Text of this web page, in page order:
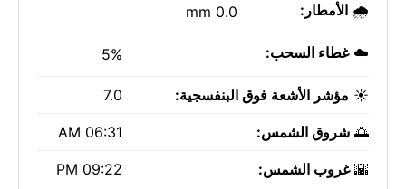
🌧️ الأمطار: 0.0 mm
☁️غطاء السحب: 5%
☀️ مؤشر الأشعة فوق البنفسجية: 7.0
🌅 شروق الشمس: 06:31 AM
🌇غروب الشمس: 09:22 PM